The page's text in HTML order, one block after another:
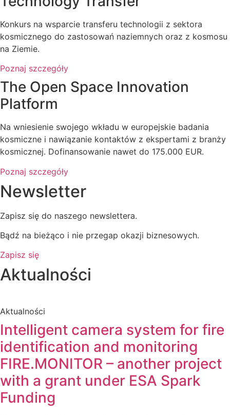
Konkurs na wsparcie transferu technologii z sektora
kosmicznego do zastosowań naziemnych oraz z kosmosu
na Ziemie.
Poznaj szczegóły
The Open Space Innovation
Platform
Na wniesienie swojego wkładu w europejskie badania
kosmiczne i nawiązanie kontaktów z ekspertami z branży
kosmicznej. Dofinansowanie nawet do 175.000 EUR.
Poznaj szczegóły
Newsletter
Zapisz się do naszego newslettera.
Bądź na bieżąco i nie przegap okazji biznesowych.
Zapisz się
Aktualności
Aktualności
Intelligent camera system for fire
identification and monitoring
FIRE.MONITOR – another project
with a grant under ESA Spark
Funding